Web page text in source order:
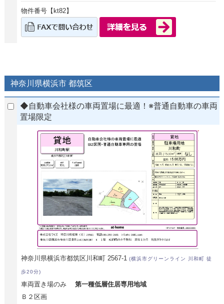
物件番号【kt82】
神奈川県横浜市 都筑区
◆自動車会社様の車両置場に最適！※普通自動車の車両
置場限定
神奈川県横浜市都筑区川和町 2567-1(横浜市グリーンライン 川和町 徒
歩20分)
車両置き場のみ第一種低層住居専用地域
Ｂ２区画